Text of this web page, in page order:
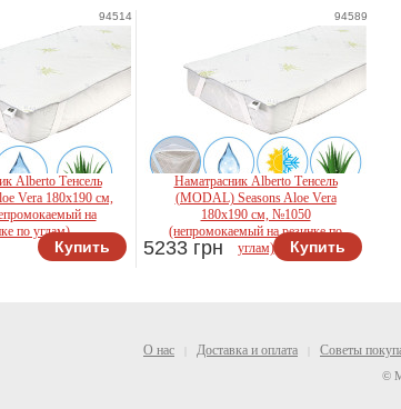
94514
Alberto Тенсель
Vera 180x190 см,
на
по углам)
Купить
94589
Наматрасник Alberto Тенсель
(MODAL) Seasons Aloe Vera
180x190 см, №1050
(непромокаемый на резинке по
углам)
5233 грн Купить
О нас Доставка и оплата Советы
©